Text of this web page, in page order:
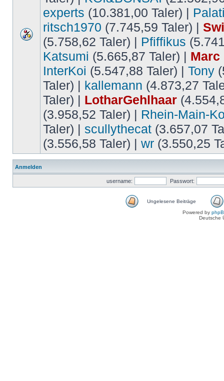
experts (10.381,00 Taler) |
ritsch1970 (7.745,59 Taler) |
(5.758,62 Taler) | Pfiffikus
Katsumi (5.665,87 Taler) | Marc
InterKoi (5.547,88 Taler) | Tony
Taler) | kallemann (4.873,27
Taler) | LotharGehlhaar
(3.958,52 Taler) | Rhein-Main-
Taler) | scullythecat (3.657,07
(3.556,58 Taler) | wr (3.550,25
Anmelden
username: Passwort:
Ungelesene Beiträge
Powered by
Deutsche